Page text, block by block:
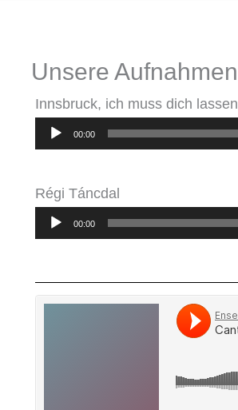
Unsere Aufnahmen
Innsbruck, ich muss dich lassen
Audio-00:00
Régi Táncdal
Audio-00:00